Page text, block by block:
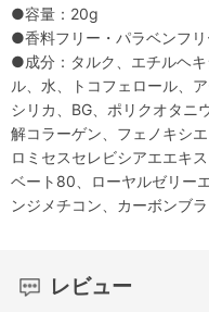
●容量：20g
●香料フリー・パラベンフリ
●成分：タルク、エチルヘ
ル、水、トコフェロール、
シリカ、BG、ポリクオタニ
解コラーゲン、フェノキシ
ロミセスセレビシアエエキ
ベート80、ローヤルゼリー
ンジメチコン、カーボンブ
レビュー